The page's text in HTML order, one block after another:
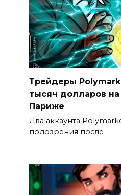
Трейдеры
тысяч долларов на
Париже
Два аккаунта
подозрения после